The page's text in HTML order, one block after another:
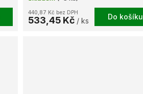
440,87 Kč bez DPH
533,45 Kč / ks Do košíku